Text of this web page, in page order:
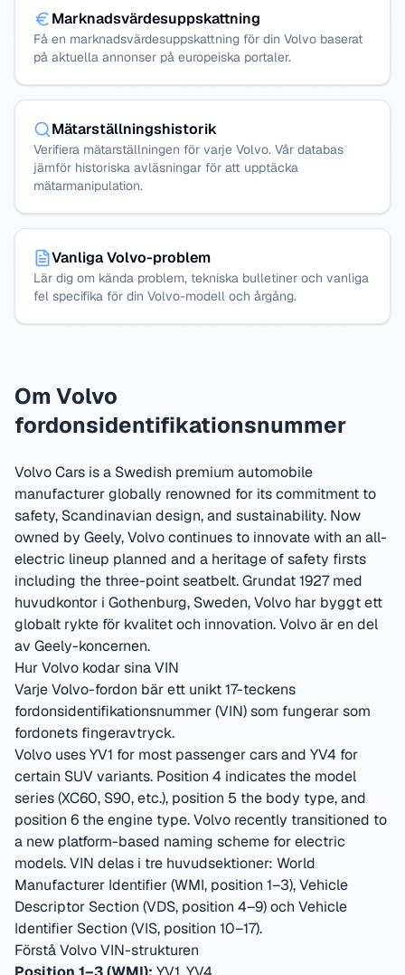
Marknadsvärdesuppskattning
Få en marknadsvärdesuppskattning för din Volvo baserat
på aktuella annonser på europeiska portaler.
Mätarställningshistorik
Verifiera mätarställningen för varje Volvo. Vår databas
jämför historiska avläsningar för att upptäcka
mätarmanipulation.
Vanliga Volvo-problem
Lär dig om kända problem, tekniska bulletiner och vanliga
fel specifika för din Volvo-modell och årgång.
Om Volvo
fordonsidentifikationsnummer
Volvo Cars is a Swedish premium automobile
manufacturer globally renowned for its commitment to
safety, Scandinavian design, and sustainability. Now
owned by Geely, Volvo continues to innovate with an all-
electric lineup planned and a heritage of safety firsts
including the three-point seatbelt.Grundat 1927 med
huvudkontor i Gothenburg, Sweden,Volvo har byggt ett
globalt rykte för kvalitet och innovation.Volvo är en del
av Geely-koncernen.
Hur Volvo kodar sina VIN
Varje Volvo-fordon bär ett unikt 17-teckens
fordonsidentifikationsnummer (VIN) som fungerar som
fordonets fingeravtryck.
Volvo uses YV1 for most passenger cars and YV4 for
certain SUV variants. Position 4 indicates the model
series (XC60, S90, etc.), position 5 the body type, and
position 6 the engine type. Volvo recently transitioned to
a new platform-based naming scheme for electric
models.VIN delas i tre huvudsektioner: World
Manufacturer Identifier (WMI, position 1–3), Vehicle
Descriptor Section (VDS, position 4–9) och Vehicle
Identifier Section (VIS, position 10–17).
Förstå Volvo VIN-strukturen